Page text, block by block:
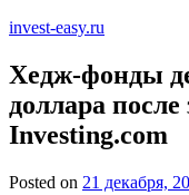
invest-easy.ru
Хедж-фонды
доллара
Investing.com
Posted on 21 декабря,